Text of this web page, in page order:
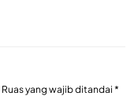
Ruas yang wajib ditandai *